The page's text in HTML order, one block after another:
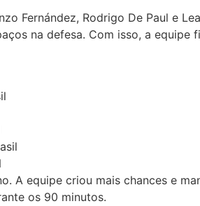
Fernández, Rodrigo De Paul e
na defesa. Com isso, a
A equipe criou mais chances e
os 90 minutos.